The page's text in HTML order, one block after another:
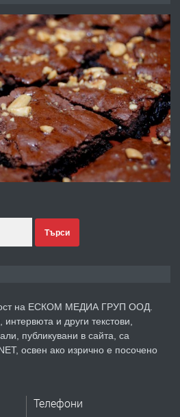
преди 1 година
за общи работници
преди 1 година
поход "По стъпките на Ангел
преди 1 година
по Математика
Търси
на ЕСКОМ МЕДИА ГРУП ООД.
и други текстови,
публикувани в сайта, са
освен ако изрично е посочено
Телефони